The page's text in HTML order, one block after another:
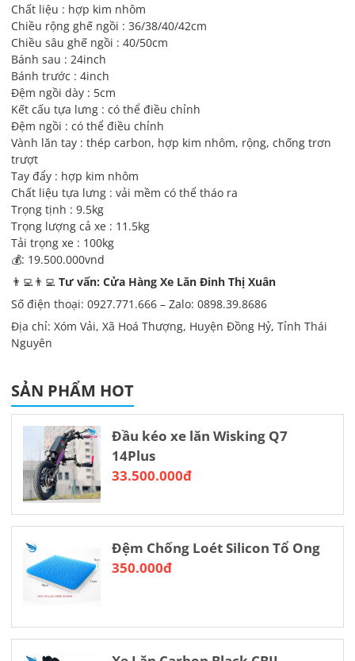
Chất liệu : hợp kim nhôm
Chiều rộng ghế ngồi : 36/38/40/42cm
Chiều sâu ghế ngồi : 40/50cm
Bánh sau : 24inch
Bánh trước : 4inch
Đệm ngồi dày : 5cm
Kết cấu tựa lưng : có thể điều chỉnh
Đệm ngồi : có thể điều chỉnh
Vành lăn tay : thép carbon, hợp kim nhôm, rộng, chống trơn
trượt
Tay đẩy : hợp kim nhôm
Chất liệu tựa lưng : vải mềm có thể tháo ra
Trọng tịnh : 9.5kg
Trọng lượng cả xe : 11.5kg
Tải trọng xe : 100kg
💰: 19.500.000vnd
👨‍💻👨‍💻 Tư vấn: Cửa Hàng Xe Lăn Đinh Thị Xuân
Số điện thoại: 0927.771.666 – Zalo: 0898.39.8686
Địa chỉ: Xóm Vải, Xã Hoá Thượng, Huyện Đồng Hỷ, Tỉnh Thái
Nguyên
SẢN PHẨM HOT
Đầu kéo xe lăn Wisking Q7
14Plus
33.500.000đ
Đệm Chống Loét Silicon Tổ Ong
350.000đ